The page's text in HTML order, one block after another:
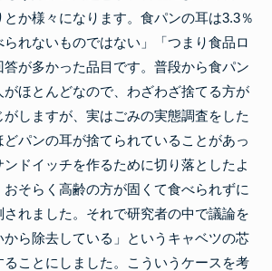
か様々になります。食パンの耳は3.3％
れないものではない」「つまり食品ロ
答が多かった品目です。普段から食パン
ほとんどなので、わざわざ捨てる方が
しますが、実はごみの実態調査をした
パンの耳が捨てられていることがあっ
ドイッチを作るために切り落としたよ
そらく高齢の方が固くて食べられずに
れました。それで研究者の中で議論を
から除去している」というキャベツの芯
ことにしました。こういうケースを考